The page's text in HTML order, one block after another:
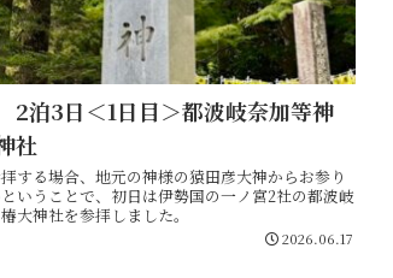
泊3日＜1日目＞都波岐奈加等神
社
する場合、地元の神様の猿田彦大神からお参り
いうことで、初日は伊勢国の一ノ宮2社の都波岐
大神社を参拝しました。
2026.06.17